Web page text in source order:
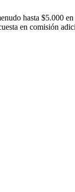
hasta $5.000
en comisión